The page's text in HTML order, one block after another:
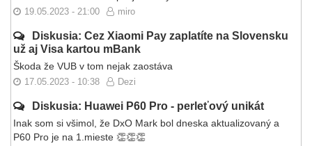
19.05.2023 - 21:00 miro
Diskusia: Cez Xiaomi Pay zaplatíte na Slovensku
už aj Visa kartou mBank
Škoda že VUB v tom nejak zaostáva
17.05.2023 - 10:38 Dezi
Diskusia: Huawei P60 Pro - perleťový unikát
Inak som si všimol, že DxO Mark bol dneska aktualizovaný a
P60 Pro je na 1.mieste 👏👏👏